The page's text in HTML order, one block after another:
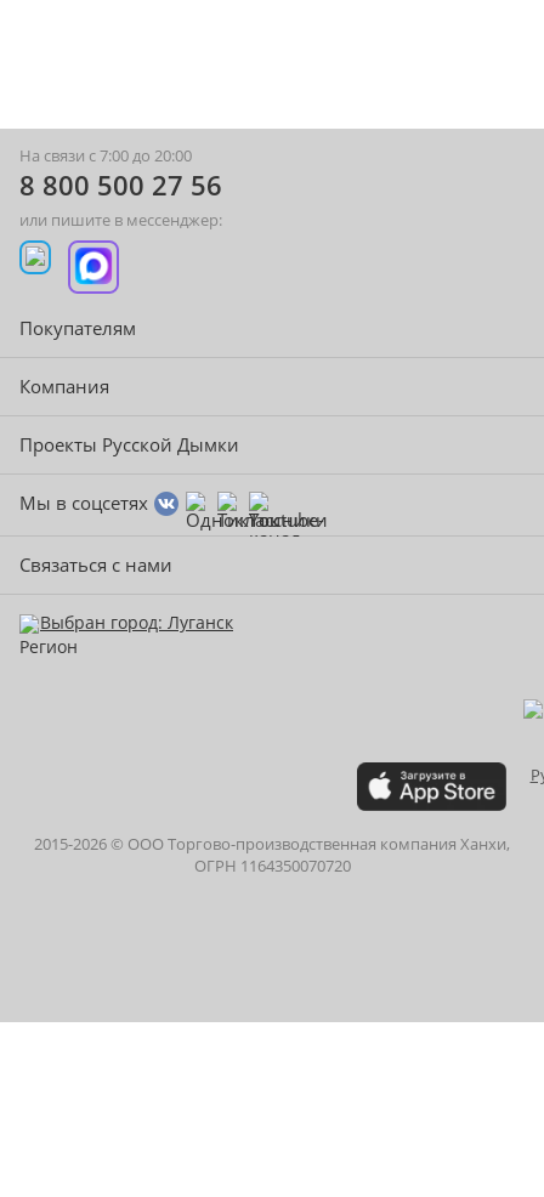
На связи с 7:00 до 20:00
8 800 500 27 56
или пишите в мессенджер:
Покупателям
Компания
Проекты Русской Дымки
Мы в соцсетях
Связаться с нами
Выбран город: Луганск
2015-2026© ООО Торгово-производственная компания Ханхи,
ОГРН 1164350070720